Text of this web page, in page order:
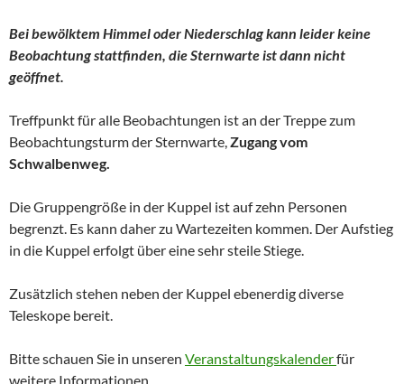
Bei bewölktem Himmel oder Niederschlag kann leider keine
Beobachtung stattfinden, die Sternwarte ist dann nicht
geöffnet.
Treffpunkt für alle Beobachtungen ist an der Treppe zum
Beobachtungsturm der Sternwarte,Zugang vom
Schwalbenweg.
Die Gruppengröße in der Kuppel ist auf zehn Personen
begrenzt. Es kann daher zu Wartezeiten kommen. Der Aufstieg
in die Kuppel erfolgt über eine sehr steile Stiege.
Zusätzlich stehen neben der Kuppel ebenerdig diverse
Teleskope bereit.
Bitte schauen Sie in unseren Veranstaltungskalenderfür
weitere Informationen.